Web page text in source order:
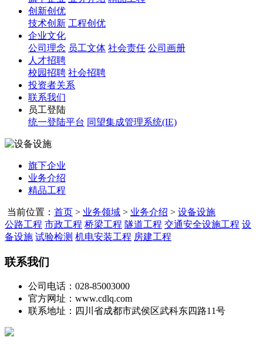
创新创优
技术创新 工程创优
企业文化
公司理念 员工文体 社会责任 公司画册
人才招聘
校园招聘 社会招聘
投资者关系
联系我们
员工登陆
统一登陆平台 同望集成管理系统(IE)
旗下企业
业务介绍
精品工程
当前位置： 首页 > 业务领域 > 业务介绍 > 设备设施
公路工程 市政工程 桥梁工程 隧道工程 交通安全设施工程 设
备设施 试验检测 机电安装工程 房建工程
联系我们
公司电话：028-85003000
官方网址：www.cdlq.com
联系地址：四川省成都市武侯区武科东四路11号